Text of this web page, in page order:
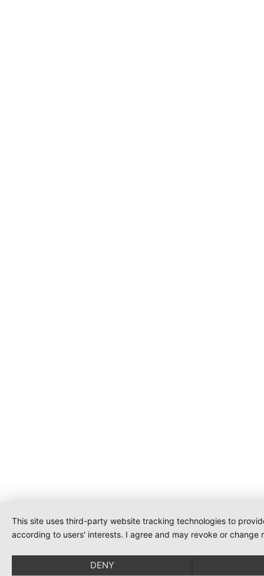
This site uses third-party website tracking technologies to
according to users' interests. I agree and may revoke or
DENY